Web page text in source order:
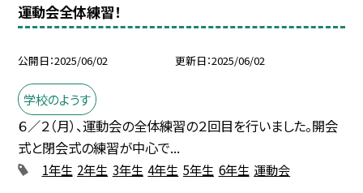
運動会全体練習！
公開日 2025/06/02 更新日 2025/06/02
学校のようす
６／２（月）、運動会の全体練習の２回目を行いました。開会
式と閉会式の練習が中心で...
1年生 2年生 3年生 4年生 5年生 6年生 運動会